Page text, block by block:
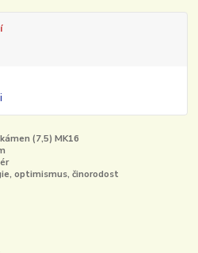
(7,5) MK16
optimismus, činorodost